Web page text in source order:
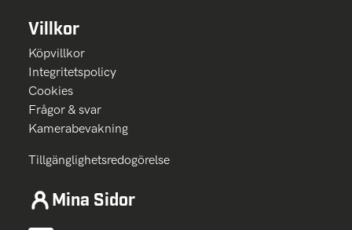
Villkor
Köpvillkor
Integritetspolicy
Cookies
Frågor & svar
Kamerabevakning
Tillgänglighetsredogörelse
Mina Sidor